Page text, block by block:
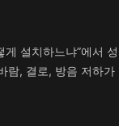
게 설치하느냐”에서
, 결로, 방음 저하